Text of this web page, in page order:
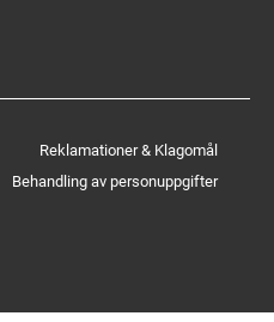
Reklamationer & Klagomål
Behandling av personuppgifter